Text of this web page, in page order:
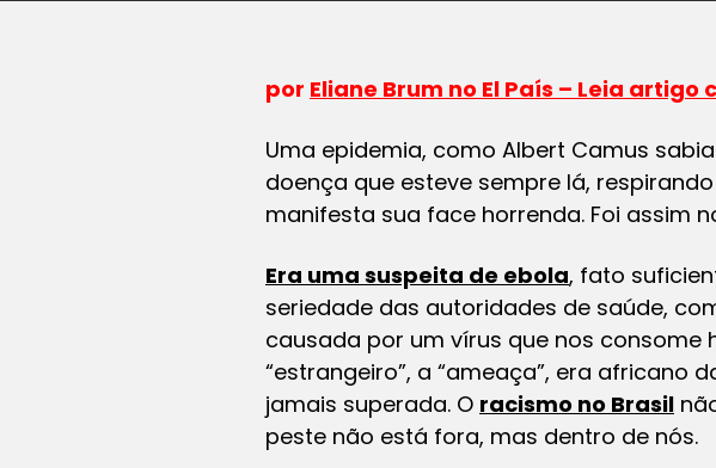
por Eliane Brum no El País – Leia artigo
Uma epidemia, como Albert Camus
doença que esteve sempre lá,
manifesta sua face horrenda. Foi assim
Era uma suspeita de ebola, fato
seriedade das autoridades de saúde,
causada por um vírus que nos consome
“estrangeiro”, a “ameaça”, era africano
jamais superada. O racismo no Brasil
peste não está fora, mas dentro de nós.